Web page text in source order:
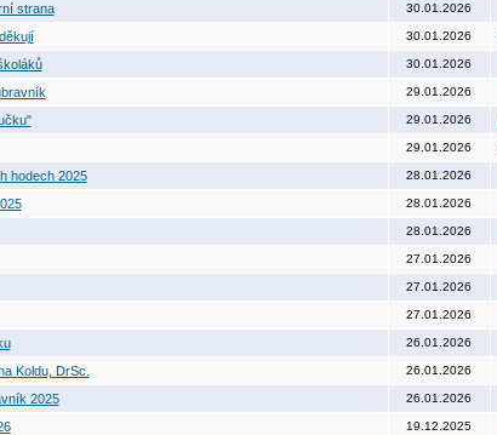
strana 30.01.2026
30.01.2026
30.01.2026
29.01.2026
29.01.2026
29.01.2026
hodech 2025 28.01.2026
28.01.2026
28.01.2026
27.01.2026
27.01.2026
27.01.2026
26.01.2026
Koldu, DrSc. 26.01.2026
2025 26.01.2026
19.12.2025